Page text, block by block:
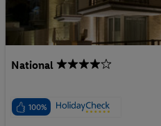
National
100%